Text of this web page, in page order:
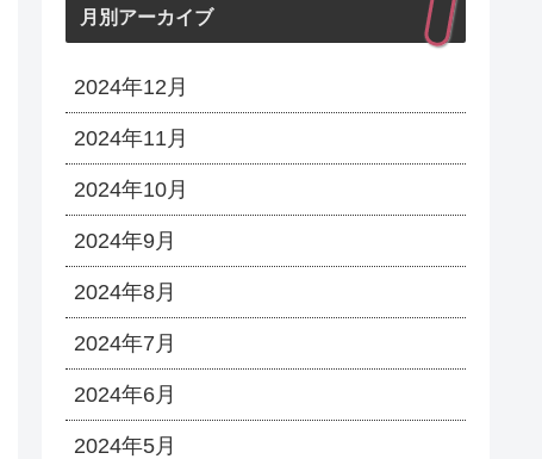
月別アーカイブ
2024年12月
2024年11月
2024年10月
2024年9月
2024年8月
2024年7月
2024年6月
2024年5月